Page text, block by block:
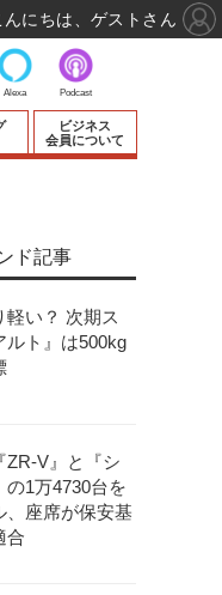
ビジネス
会員について
ド記事
軽い？ 次期ス
ルト』は500kg
ZR-V』と『シ
の1万4730台を
、座席が保安基
合
Alexa Podcast
んにちは、ゲストさん